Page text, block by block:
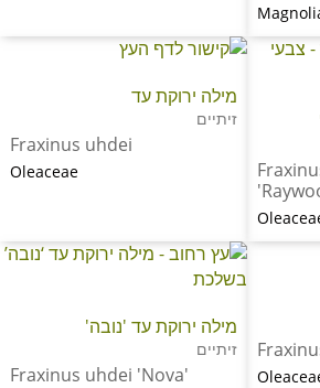
מילה ירוקת עד
זיתיים
Fraxinus uhdei
Oleaceae
מילה ירוקת עד 'נובה'
זיתיים
Fraxinus uhdei 'Nova'